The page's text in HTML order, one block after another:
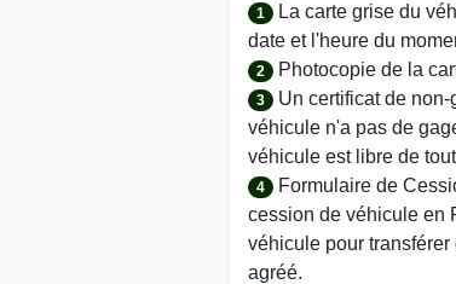
1
La carte grise du
date et l'heure du
2 Photocopie de la
3
Un certificat de
véhicule n'a pas de
véhicule est libre de
4
Formulaire de
cession de véhicule en
véhicule pour
agréé.